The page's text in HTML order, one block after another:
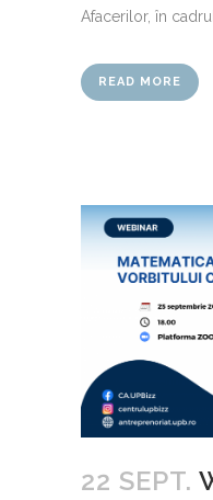
Afacerilor, în cadrul
READ MORE
22 SEPT.